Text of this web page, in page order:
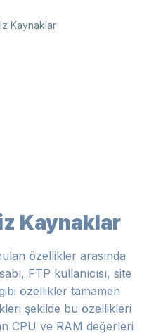
Kaynaklar
özellikler arasında
FTP kullanıcısı, site
özellikler tamamen
şekilde bu özellikleri
CPU ve RAM değerleri